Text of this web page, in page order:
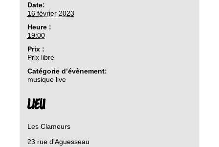
Date:
16 février 2023
Heure :
19:00
Prix :
Prix libre
Catégorie d’évènement:
musique live
LIEU
Les Clameurs
23 rue d'Aguesseau